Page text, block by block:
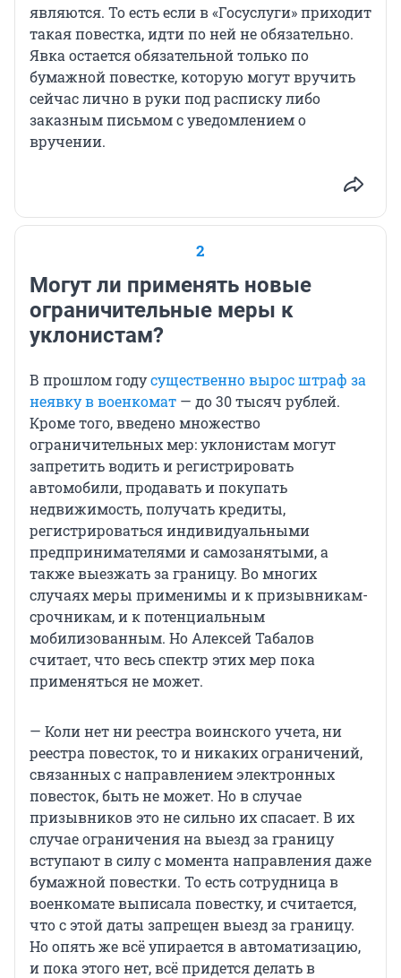
являются. То есть если в «Госуслуги» приходит
такая повестка, идти по ней не обязательно.
Явка остается обязательной только по
бумажной повестке, которую могут вручить
сейчас лично в руки под расписку либо
заказным письмом с уведомлением о
вручении.
2
Могут ли применять новые
ограничительные меры к
уклонистам?
В прошлом годусущественно вырос штраф за
неявку в военкомат — до 30 тысяч рублей.
Кроме того, введено множество
ограничительных мер: уклонистам могут
запретить водить и регистрировать
автомобили, продавать и покупать
недвижимость, получать кредиты,
регистрироваться индивидуальными
предпринимателями и самозанятыми, а
также выезжать за границу. Во многих
случаях меры применимы и к призывникам-
срочникам, и к потенциальным
мобилизованным. Но Алексей Табалов
считает, что весь спектр этих мер пока
применяться не может.
— Коли нет ни реестра воинского учета, ни
реестра повесток, то и никаких ограничений,
связанных с направлением электронных
повесток, быть не может. Но в случае
призывников это не сильно их спасает. В их
случае ограничения на выезд за границу
вступают в силу с момента направления даже
бумажной повестки. То есть сотрудница в
военкомате выписала повестку, и считается,
что с этой даты запрещен выезд за границу.
Но опять же всё упирается в автоматизацию,
и пока этого нет, всё придется делать в